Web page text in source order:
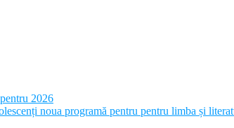
2026
noua programă pentru pentru limba și